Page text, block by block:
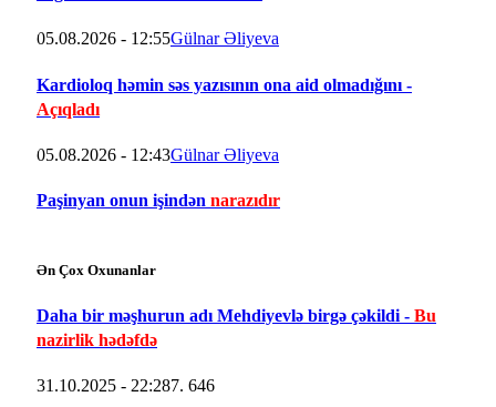
05.08.2026 - 12:55Gülnar Əliyeva
Kardioloq həmin səs yazısının ona aid olmadığını -
Açıqladı
05.08.2026 - 12:43Gülnar Əliyeva
Paşinyan onun işindən narazıdır
Ən Çox Oxunanlar
Daha bir məşhurun adı Mehdiyevlə birgə çəkildi - Bu
nazirlik hədəfdə
31.10.2025 - 22:287. 646